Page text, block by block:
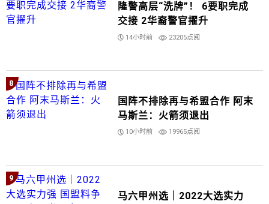
隆警高层“洗牌”！ 6要职完成
交接 2华裔警官擢升
14小时前 23205点阅
8
国阵不排除再与希盟合作 阿末
马斯兰：火箭须退出
10小时前 19965点阅
9
马六甲州选｜2022大选实力